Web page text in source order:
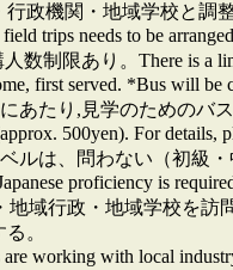
政機関・地域学校と調
field trips needs to be
数制限あり。There is a
first served. *Bus will be
たり,見学のためのバス
500yen). For details,
ルは、問わない（初級
proficiency is
地域行政・地域学校を訪
。
are working with local